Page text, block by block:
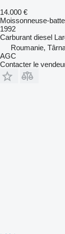
14.000 €
Moissonneuse-
1992
Carburant diesel
Roumanie,
AGC
Contacter le